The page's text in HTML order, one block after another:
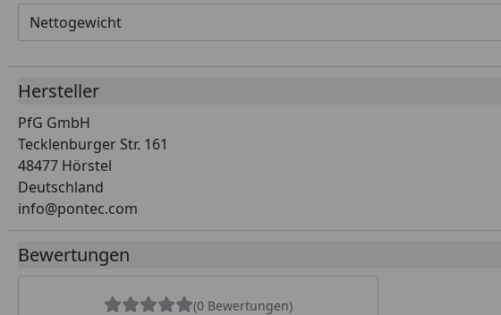
Nettogewicht
Hersteller
PfG GmbH
Tecklenburger Str. 161
48477 Hörstel
Deutschland
info@pontec.com
Bewertungen
(0 Bewertungen)